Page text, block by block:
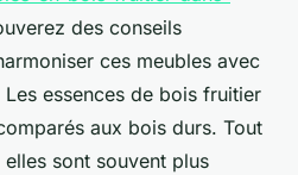
des conseils
ces meubles avec
essences de bois fruitier
aux bois durs. Tout
sont souvent plus